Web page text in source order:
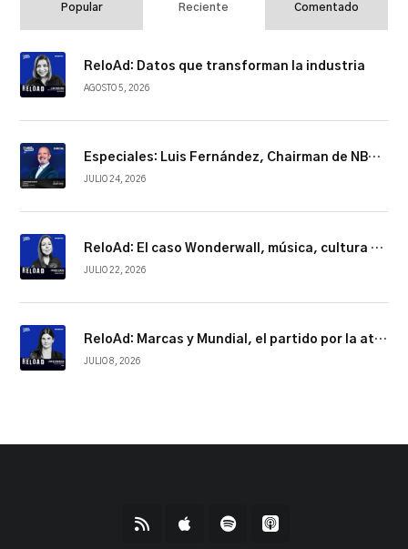
Popular Reciente Comentado
ReloAd: Datos que transforman la industria
AGOSTO 5, 2026
Especiales: Luis Fernández, Chairman de NBCUniversal Telemundo Enterprises
JULIO 24, 2026
ReloAd: El caso Wonderwall, música, cultura y conexión
JULIO 22, 2026
ReloAd: Marcas y Mundial, el partido por la atención
JULIO 8, 2026